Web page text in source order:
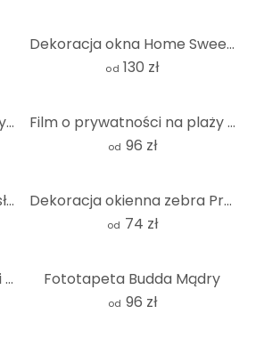
Dekoracja okna Home Sweet Home
od 130 zł
Dekoracja okienna ławica ryb Film o prywatności na plaży nad Morzem Południowym - Panorama
od 96 zł
Prywatny film o zachodzie słońca w winnicy Dekoracja okienna zebra Próbki 1
od 74 zł
Cytrynowe kostki lodu z folii zapewniającej prywatność - kwadratowe Fototapeta Budda Mądry
od 96 zł